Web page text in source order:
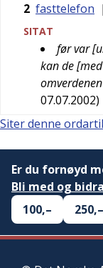
2 fasttelefon
SITAT
før var
kan de
07.07.2002)
Siter denne
Er du fornøyd
Bli med og
100,–
250,–